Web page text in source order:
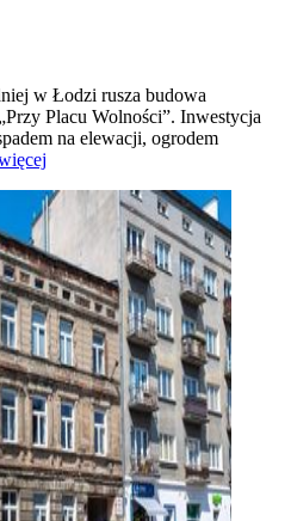
w Łodzi rusza budowa
Placu Wolności”. Inwestycja
na elewacji, ogrodem